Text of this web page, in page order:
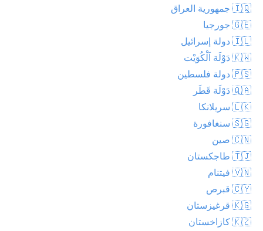
🇮🇶 جمهورية العراق
🇬🇪 جورجيا
🇮🇱 دولة إسرائيل
🇰🇼 دَوْلَة اَلْكُوَيْت
🇵🇸 دولة فلسطين
🇶🇦 دَوْلَة قَطَر
🇱🇰 سريلانكا
🇸🇬 سنغافورة
🇨🇳 صين
🇹🇯 طاجكستان
🇻🇳 فيتنام
🇨🇾 قبرص
🇰🇬 قرغيزستان
🇰🇿 كازاخستان